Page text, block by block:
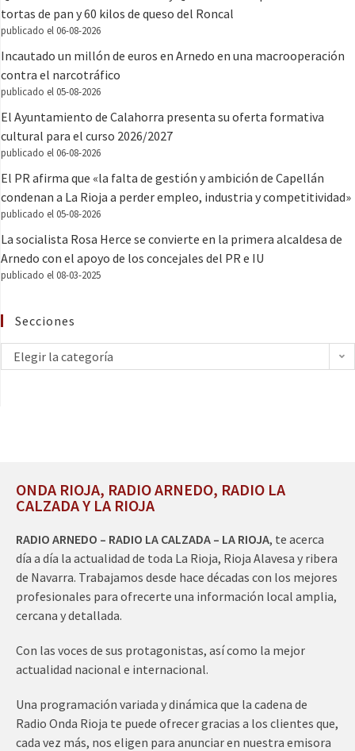
tortas de pan y 60 kilos de queso del Roncal
publicado el 06-08-2026
Incautado un millón de euros en Arnedo en una macrooperación
contra el narcotráfico
publicado el 05-08-2026
El Ayuntamiento de Calahorra presenta su oferta formativa
cultural para el curso 2026/2027
publicado el 06-08-2026
El PR afirma que «la falta de gestión y ambición de Capellán
condenan a La Rioja a perder empleo, industria y competitividad»
publicado el 05-08-2026
La socialista Rosa Herce se convierte en la primera alcaldesa de
Arnedo con el apoyo de los concejales del PR e IU
publicado el 08-03-2025
Secciones
Elegir la categoría
ONDA RIOJA, RADIO ARNEDO, RADIO LA
CALZADA Y LA RIOJA
RADIO ARNEDO – RADIO LA CALZADA – LA RIOJA, te acerca
día a día la actualidad de toda La Rioja, Rioja Alavesa y ribera
de Navarra. Trabajamos desde hace décadas con los mejores
profesionales para ofrecerte una información local amplia,
cercana y detallada.
Con las voces de sus protagonistas, así como la mejor
actualidad nacional e internacional.
Una programación variada y dinámica que la cadena de
Radio Onda Rioja te puede ofrecer gracias a los clientes que,
cada vez más, nos eligen para anunciar en nuestra emisora